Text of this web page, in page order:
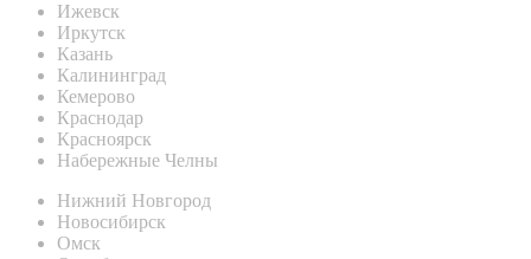
Ижевск
Иркутск
Казань
Калининград
Кемерово
Краснодар
Красноярск
Набережные Челны
Нижний Новгород
Новосибирск
Омск